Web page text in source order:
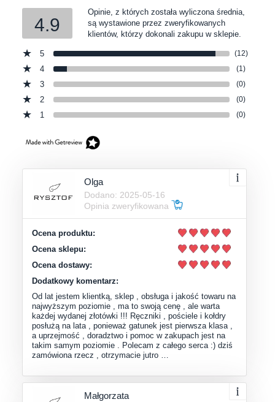
4.9
Opinie, z których została wyliczona średnia,
są wystawione przez zweryfikowanych
klientów, którzy dokonali zakupu w sklepie.
5 (12)
4 (1)
3 (0)
2 (0)
1 (0)
Olga
Dodano: 2025-05-16
Opinia zweryfikowana
Ocena produktu:
Ocena sklepu:
Ocena dostawy:
Dodatkowy komentarz:
Od lat jestem klientką, sklep , obsługa i jakość towaru na
najwyższym poziomie , ma to swoją cenę , ale warta
każdej wydanej złotówki !!! Ręczniki , pościele i kołdry
posłużą na lata , ponieważ gatunek jest pierwsza klasa ,
a uprzejmość , doradztwo i pomoc w zakupach jest na
takim samym poziomie . Polecam z całego serca :) dziś
zamówiona rzecz , otrzymacie jutro …
Małgorzata